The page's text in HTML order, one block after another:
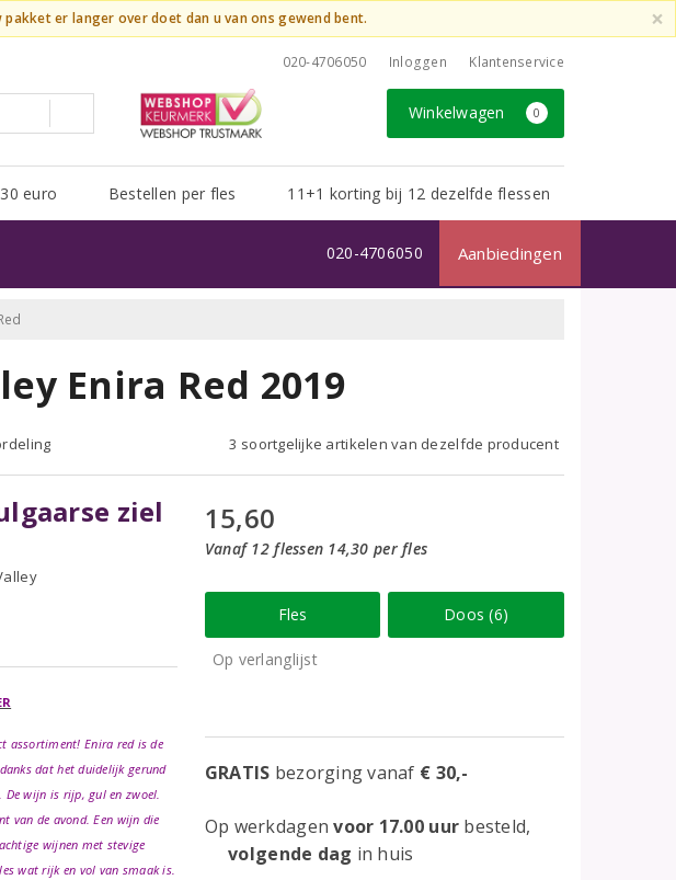
er langer over doet dan u van ons gewend bent. ×
020-4706050 Inloggen Klantenservice
Winkelwagen 0
euro Bestellen per fles 11+1 korting bij 12 dezelfde flessen
Aanbiedingen
020-4706050
Enira Red 2019
3 soortgelijke artikelen van dezelfde producent
ziel
assortiment! Enira red is de
dat het duidelijk gerund
wijn is rijp, gul en zwoel.
van de avond. Een wijn die
wijnen met stevige
wat rijk en vol van smaak is.
15,60
Vanaf 12 flessen 14,30 per fles
Fles Doos (6)
Op verlanglijst
GRATIS bezorging vanaf € 30,-
Op werkdagenvoor 17.00 uur besteld,
volgende dag in huis